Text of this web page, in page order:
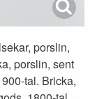
porslin,
porslin, sent
tal. Bricka,